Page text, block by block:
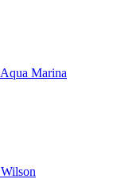
Aqua Marina
Wilson